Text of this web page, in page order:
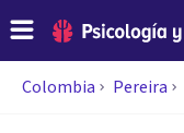
Colombia Pereira